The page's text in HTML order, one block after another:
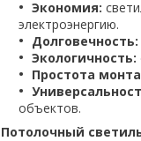
Экономия:
электроэнергию.
Долговечность:
Экологичность:
Простота
объектов.
Потолочный